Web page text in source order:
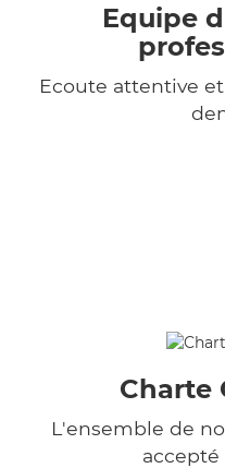
Equipe
Ecoute attentive
Charte
L'ensemble de